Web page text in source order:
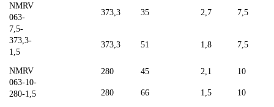
NMRV
063-
7,5-
373,3-
1,5
373,3 35 2,7 7,5
373,3 51 1,8 7,5
NMRV
063-10-
280-1,5
280 45 2,1 10
280 66 1,5 10